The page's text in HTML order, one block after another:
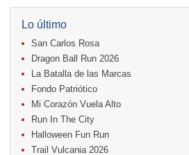
18. Casa Turire Trail Run
18.
Warriors Run Circuit
18. Samsung Jacó Beach Half Marathon 2026
25. KRun by Under Armour
25. Run Alajuela
31.
Halloween Fun Run
Noviembre
08. Lindora Run
15. Entre Pan y Rosas
Diciembre
Lo último
San Carlos Rosa
Dragon Ball Run 2026
La Batalla de las Marcas
Fondo Patriótico
Mi Corazón Vuela Alto
Run In The City
Halloween Fun Run
Trail Vulcania 2026